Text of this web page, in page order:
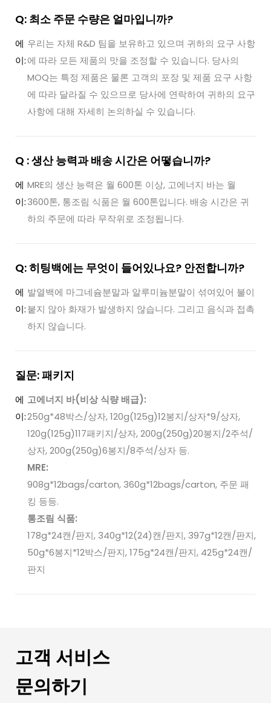
Q: 최소 주문 수량은 얼마입니까?
에
이:
우리는 자체 R&D 팀을 보유하고 있으며 귀하의 요구 사항
에 따라 모든 제품의 맛을 조정할 수 있습니다. 당사의
MOQ는 특정 제품은 물론 고객의 포장 및 제품 요구 사항
에 따라 달라질 수 있으므로 당사에 연락하여 귀하의 요구
사항에 대해 자세히 논의하실 수 있습니다.
Q : 생산 능력과 배송 시간은 어떻습니까?
에
이:
MRE의 생산 능력은 월 600톤 이상, 고에너지 바는 월
3600톤, 통조림 식품은 월 600톤입니다. 배송 시간은 귀
하의 주문에 따라 무작위로 조정됩니다.
Q: 히팅백에는 무엇이 들어있나요? 안전합니까?
에
이:
발열백에 마그네슘분말과 알루미늄분말이 섞여있어 불이
붙지 않아 화재가 발생하지 않습니다. 그리고 음식과 접촉
하지 않습니다.
질문: 패키지
에
이:
고에너지 바(비상 식량 배급):
250g*48박스/상자, 120g(125g)12봉지/상자*9/상자,
120g(125g)117패키지/상자, 200g(250g)20봉지/2주석/
상자, 200g(250g)6봉지/8주석/상자 등.
MRE:
908g*12bags/carton, 360g*12bags/carton, 주문 패
킹 등등.
통조림 식품:
178g*24캔/판지, 340g*12(24)캔/판지, 397g*12캔/판지,
50g*6봉지*12박스/판지, 175g*24캔/판지, 425g*24캔/
판지
고객 서비스
문의하기